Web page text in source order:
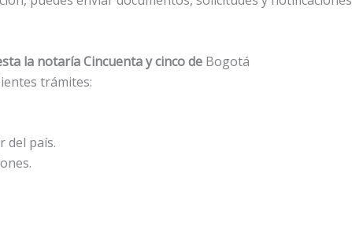
la notaría Cincuenta y cinco de Bogotá
trámites:
del país.